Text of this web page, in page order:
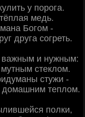
у порога.
медь.
Богом -
друга согреть.
важным и нужным:
стеклом.
стужи -
домашним теплом.
полки,